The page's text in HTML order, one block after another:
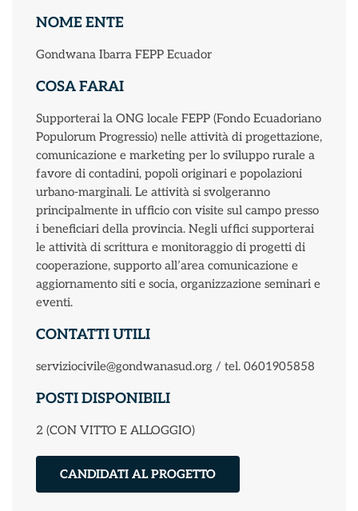
NOME ENTE
Gondwana Ibarra FEPP Ecuador
COSA FARAI
Supporterai la ONG locale FEPP (Fondo Ecuadoriano
Populorum Progressio) nelle attività di progettazione,
comunicazione e marketing per lo sviluppo rurale a
favore di contadini, popoli originari e popolazioni
urbano-marginali. Le attività si svolgeranno
principalmente in ufficio con visite sul campo presso
i beneficiari della provincia. Negli uffici supporterai
le attività di scrittura e monitoraggio di progetti di
cooperazione, supporto all’area comunicazione e
aggiornamento siti e socia, organizzazione seminari e
eventi.
CONTATTI UTILI
serviziocivile@gondwanasud.org / tel. 0601905858
POSTI DISPONIBILI
2 (CON VITTO E ALLOGGIO)
CANDIDATI AL PROGETTO